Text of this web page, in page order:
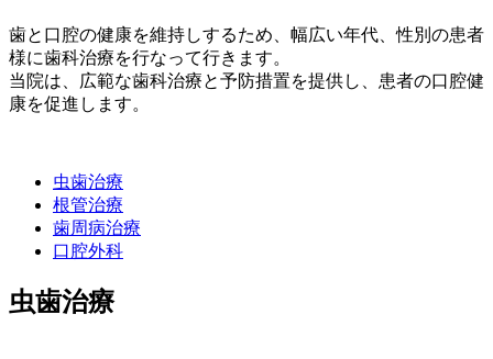
歯と口腔の健康を維持しするため、幅広い年代、性別の患者
様に歯科治療を行なって行きます。
当院は、広範な歯科治療と予防措置を提供し、患者の口腔健
康を促進します。
虫歯治療
根管治療
歯周病治療
口腔外科
虫歯治療